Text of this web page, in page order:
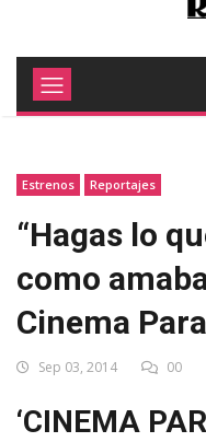
Estrenos Reportajes
“Hagas lo
como
Cinema
Sep 03, 2014 00
‘CINEMA